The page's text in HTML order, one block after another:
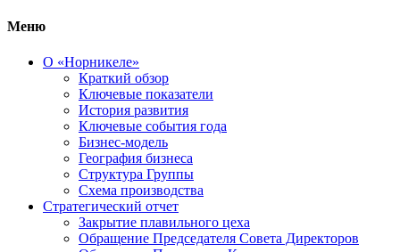
Меню
О «Норникеле»
Краткий обзор
Ключевые показатели
История развития
Ключевые события года
Бизнес-модель
География бизнеса
Структура Группы
Схема производства
Стратегический отчет
Закрытие плавильного цеха
Обращение Председателя Совета Директоров